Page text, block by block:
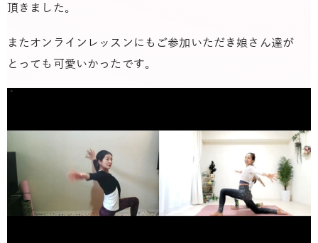
頂きました。
またオンラインレッスンにもご参加いただき娘さん達が
とっても可愛いかったです。